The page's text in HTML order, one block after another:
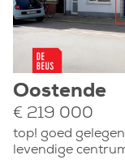
Oostende
€ 219 000
top! goed
levendige